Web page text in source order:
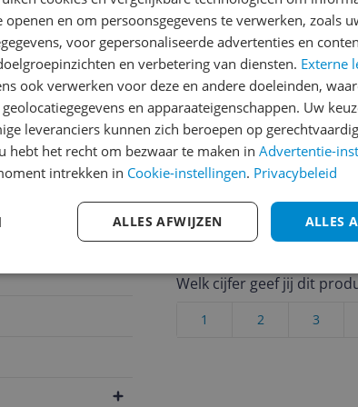
Reviews
Er zijn nog geen
Heb jij dit product in bezit
met het schrijven van je
een review gemiddeld
andere bezoekers een
€250,-!
Klik hier voor de
Welk cijfer geef jij dit
3
2
1
en om persoonsgegevens te verwerken, zoals
voor gepersonaliseerde advertenties en
en verbetering van diensten. Externe
ook verwerken voor deze en andere doeleinden,
en apparaateigenschappen. Uw
leveranciers kunnen zich beroepen op
hebt het recht om bezwaar te maken in Advertentie-
intrekken in Cookie-instellingen. Privacybeleid
ALLES
ALLES AFWIJZEN